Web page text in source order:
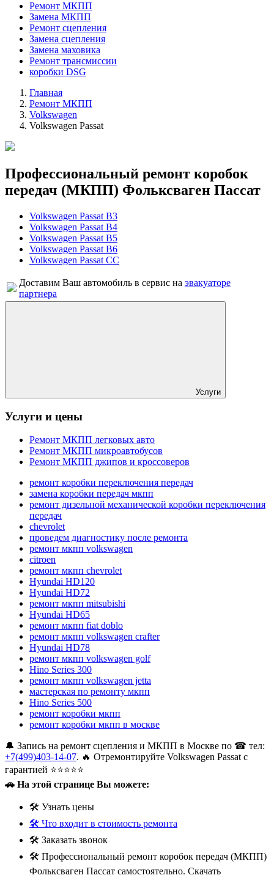
Ремонт МКПП
Замена МКПП
Ремонт сцепления
Замена сцепления
Замена маховика
Ремонт трансмиссии
коробки DSG
Главная
Ремонт МКПП
Volkswagen
Volkswagen Passat
Профессиональный ремонт коробок
передач (МКПП) Фольксваген Пассат
Volkswagen Passat B3
Volkswagen Passat B4
Volkswagen Passat B5
Volkswagen Passat B6
Volkswagen Passat CC
Доставим Ваш автомобиль в сервис на эвакуаторе
партнера
Услуги
Услуги и цены
Ремонт МКПП легковых авто
Ремонт МКПП микроавтобусов
Ремонт МКПП джипов и кроссоверов
ремонт коробки переключения передач
замена коробки передач мкпп
ремонт дизельной механической коробки переключения
передач
chevrolet
проведем диагностику после ремонта
ремонт мкпп volkswagen
citroen
ремонт мкпп chevrolet
Hyundai HD120
Hyundai HD72
ремонт мкпп mitsubishi
Hyundai HD65
ремонт мкпп fiat doblo
ремонт мкпп volkswagen crafter
Hyundai HD78
ремонт мкпп volkswagen golf
Hino Series 300
ремонт мкпп volkswagen jetta
мастерская по ремонту мкпп
Hino Series 500
ремонт коробки мкпп
ремонт коробки мкпп в москве
🔔 Запись на ремонт сцепления и МКПП в Москве по ☎ тел:
+7(499)403-14-07. 🔥 Отремонтируйте Volkswagen Passat с
гарантией ⭐⭐⭐⭐⭐
🚗 На этой странице Вы можете:
🛠 Узнать цены
🛠 Что входит в стоимость ремонта
🛠 Заказать звонок
🛠 Профессиональный ремонт коробок передач (МКПП)
Фольксваген Пассат самостоятельно. Скачать